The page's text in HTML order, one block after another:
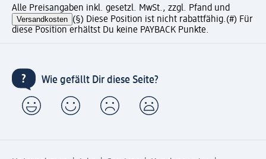
Alle Preisangaben inkl. gesetzl. MwSt., zzgl. Pfand und
Versandkosten (§) Diese Position ist nicht rabattfähig.(#) Für
diese Position erhältst Du keine PAYBACK Punkte.
Wie gefällt Dir diese Seite?